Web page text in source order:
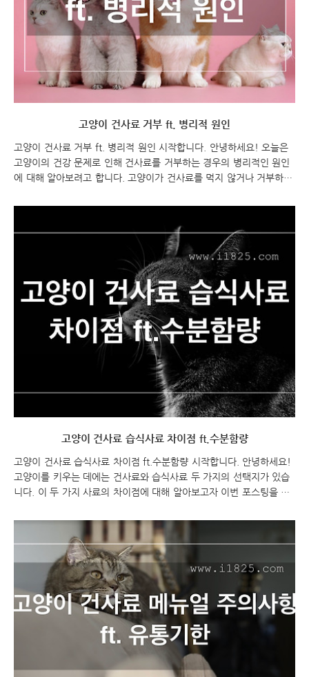
고양이 건사료 거부 ft. 병리적 원인
고양이 건사료 거부 ft. 병리적 원인 시작합니다. 안녕하세요! 오늘은
고양이의 건강 문제로 인해 건사료를 거부하는 경우의 병리적인 원인
에 대해 알아보려고 합니다. 고양이가 건사료를 먹지 않거나 거부하는
는 음식에 대한 관심이 떨어지거나 거부하는 경우가 많이 발생할 수
치를 취하는 것이 중요합니다. 이제 병리적인 원인들에 대해 자세히 알
아보도록 하겠습니다. 건사료 거부하는 고양이 ft. 병리적 원인 건사료
거부 고양이 특징 건사료 거부 고양이 고양이가 건사료를 거부하는 이
유는 다양할 수 있습니다. 몇 가지 일반적인 이유는 다음과 같습니다:
냄새, 맛, 질감: 건사료가 고양이..
고양이 건사료 습식사료 차이점 ft.수분함량
고양이 건사료 습식사료 차이점 ft.수분함량 시작합니다. 안녕하세요!
고양이를 키우는 데에는 건사료와 습식사료 두 가지의 선택지가 있습
니다. 이 두 가지 사료의 차이점에 대해 알아보고자 이번 포스팅을 시
각각의 선택 시 고려해야 할 사항에 대해 알아보겠습니다. 고양이 건
사료와 습식사료 중 어떤 것이 내 고양이에게 더 적합한지 알고 싶다
면 계속해서 읽어보세요! 고양이 건사료 습식사료 차이점 ft.수분함량
고양이 건사료 습식사료 차이점 고양이 건사료 습식사료 ?? 건사료와
습식사료는 고양이의 사료 유형을 나타내는 용어입니다. 건사료는 고
양이가 걸쳐 먹을 수 있는 형태로 제조된 사료로, 주로 고양이의 이빨
을 강화하고 치아에 무리가 가지 않도록 ..